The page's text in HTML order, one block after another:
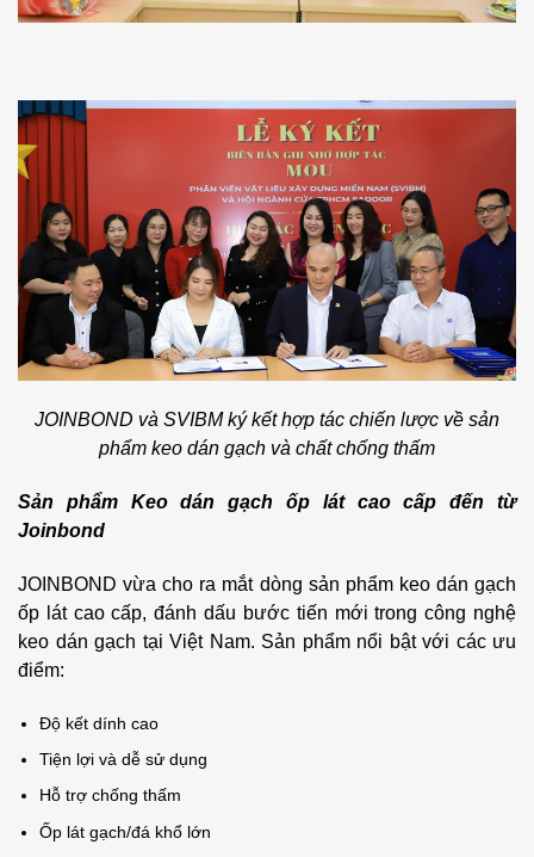
JOINBOND và SVIBM ký kết hợp tác chiến lược về sản
phẩm keo dán gạch và chất chống thấm
Sản phẩm Keo dán gạch ốp lát cao cấp đến từ
Joinbond
JOINBOND vừa cho ra mắt dòng sản phẩm keo dán gạch
ốp lát cao cấp, đánh dấu bước tiến mới trong công nghệ
keo dán gạch tại Việt Nam. Sản phẩm nổi bật với các ưu
điểm:
Độ kết dính cao
Tiện lợi và dễ sử dụng
Hỗ trợ chống thấm
Ốp lát gạch/đá khổ lớn